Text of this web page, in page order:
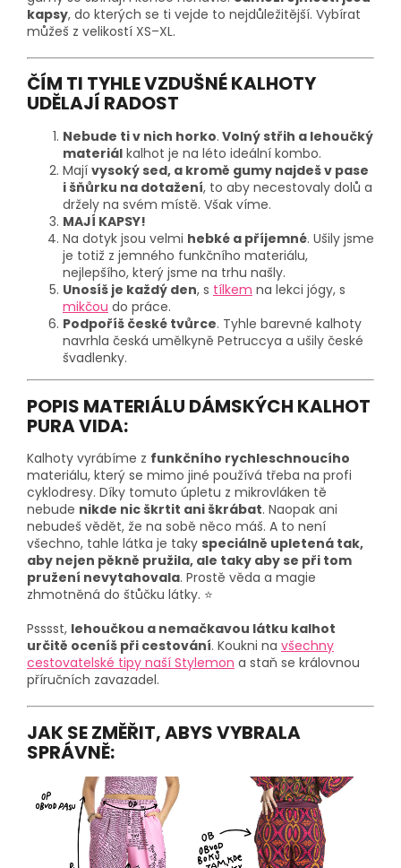
kapsy, do kterých se ti vejde to nejdůležitější. Vybírat
můžeš z velikostí XS–XL.
ČÍM TI TYHLE VZDUŠNÉ KALHOTY
UDĚLAJÍ RADOST
Nebude ti v nich horko. Volný střih a lehoučký
materiál kalhot je na léto ideální kombo.
Mají vysoký sed, a kromě gumy najdeš v pase
i šňůrku na dotažení, to aby necestovaly dolů a
držely na svém místě. Však víme.
MAJÍ KAPSY!
Na dotyk jsou velmi hebké a příjemné. Ušily jsme
je totiž z jemného funkčního materiálu,
nejlepšího, který jsme na trhu našly.
Unosíš je každý den, s tílkem na lekci jógy, s
mikčou do práce.
Podpoříš české tvůrce. Tyhle barevné kalhoty
navrhla česká umělkyně Petruccya a ušily české
švadlenky.
POPIS MATERIÁLU DÁMSKÝCH KALHOT
PURA VIDA:
Kalhoty vyrábíme z funkčního rychleschnoucího
materiálu, který se mimo jiné používá třeba na profi
cyklodresy. Díky tomuto úpletu z mikrovláken tě
nebude nikde nic škrtit ani škrábat. Naopak ani
nebudeš vědět, že na sobě něco máš. A to není
všechno, tahle látka je taky speciálně upletená tak,
aby nejen pěkně pružila, ale taky aby se při tom
pružení nevytahovala. Prostě věda a magie
zhmotněná do štůčku látky. ⭐
Psssst, lehoučkou a nemačkavou látku kalhot
určitě oceníš při cestování. Koukni na všechny
cestovatelské tipy naší Stylemon a staň se královnou
příručních zavazadel.
JAK SE ZMĚŘIT, ABYS VYBRALA
SPRÁVNĚ: